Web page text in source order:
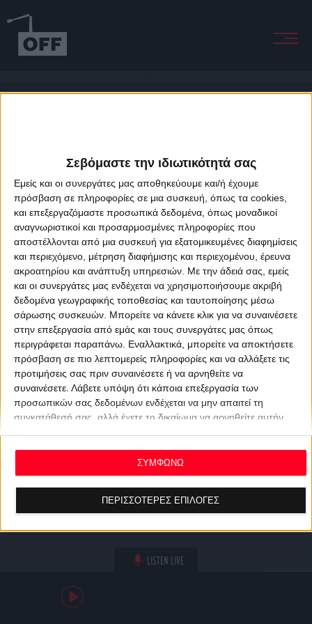
Σεβόμαστε την ιδιωτικότητά σας
Εμείς και οι συνεργάτες μας αποθηκεύουμε και/ή έχουμε
πρόσβαση σε πληροφορίες σε μια συσκευή, όπως τα cookies,
και επεξεργαζόμαστε προσωπικά δεδομένα, όπως μοναδικοί
αναγνωριστικοί και προσαρμοσμένες πληροφορίες που
αποστέλλονται από μια συσκευή για εξατομικευμένες διαφημίσεις
και περιεχόμενο, μέτρηση διαφήμισης και περιεχομένου, έρευνα
ακροατηρίου και ανάπτυξη υπηρεσιών. Με την άδειά σας, εμείς
και οι συνεργάτες μας ενδέχεται να χρησιμοποιήσουμε ακριβή
δεδομένα γεωγραφικής τοποθεσίας και ταυτοποίησης μέσω
σάρωσης συσκευών. Μπορείτε να κάνετε κλικ για να συναινέσετε
στην επεξεργασία από εμάς και τους συνεργάτες μας όπως
περιγράφεται παραπάνω. Εναλλακτικά, μπορείτε να αποκτήσετε
πρόσβαση σε πιο λεπτομερείς πληροφορίες και να αλλάξετε τις
προτιμήσεις σας πριν συναινέσετε ή να αρνηθείτε να
συναινέσετε. Λάβετε υπόψη ότι κάποια επεξεργασία των
προσωπικών σας δεδομένων ενδέχεται να μην απαιτεί τη
συγκατάθεσή σας, αλλά έχετε το δικαίωμα να αρνηθείτε αυτήν
ανακαλέσετε τη συγκατάθεσή σας ανά πάσα στιγμή
επιστρέφοντας σε αυτόν τον ιστότοπο και κάνοντας κλικ στο
κουμπί "Απορρήτου" στο κάτω μέρος της ιστοσελίδας.
ΠΕΡΙΣΣΟΤΕΡΕΣ ΕΠΙΛΟΓΕΣ
ΣΥΜΦΩΝΩ
LISTEN LIVE
About Offradio Business Class Terms & Conditions
Privacy Policy
Designed & developed byporcupine colors&Fotis Alexandrou